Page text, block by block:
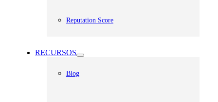
Reputation Score
RECURSOS
Blog